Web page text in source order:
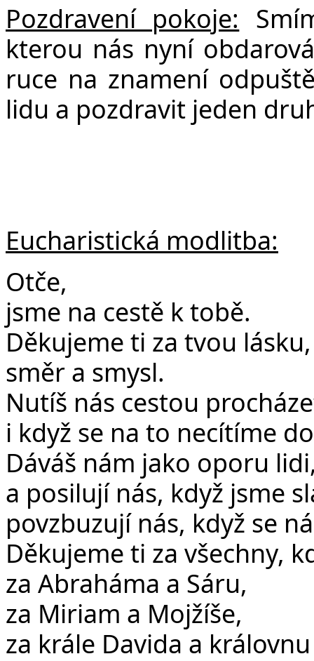
Pozdravení pokoje:
kterou nás nyní
ruce na znamení
lidu a pozdravit jeden
Eucharistická modlitba:
Otče,
jsme na cestě k tobě.
Děkujeme ti za tvou
směr a smysl.
Nutíš nás cestou
i když se na to necítíme
Dáváš nám jako oporu
a posilují nás, když jsme
povzbuzují nás, když se
Děkujeme ti za všechny,
za Abraháma a Sáru,
za Miriam a Mojžíše,
za krále Davida a královnu